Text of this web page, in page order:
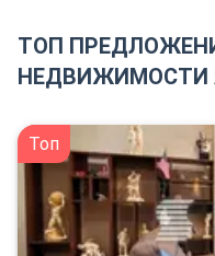
ТОП
НЕДВИЖИМОСТИ
Топ